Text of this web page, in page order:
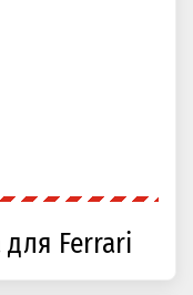
для Ferrari